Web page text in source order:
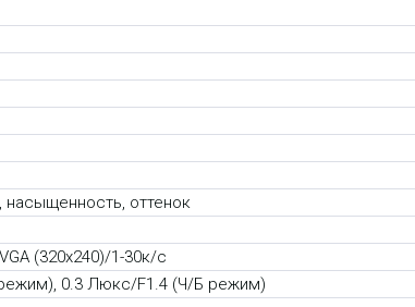
насыщенность, оттенок
(320x240)/1-30к/с
0.3 Люкс/F1.4 (Ч/Б режим)